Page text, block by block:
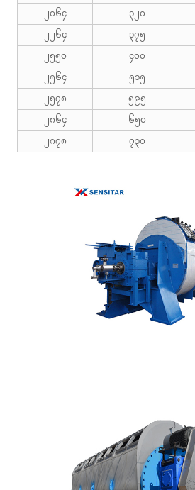
၂၀၆၄
၃၂၀
၂၂၆၄
၃၇၅
၂၅၅၀
၄၀၀
၂၅၆၄
၅၁၅
၂၅၇၈
၅၉၅
၂၈၆၄
၆၅၀
၂၈၇၈
၇၃၀